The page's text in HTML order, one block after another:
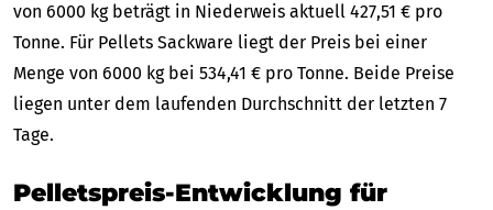
von 6000 kg beträgt in Niederweis aktuell 427,51 € pro
Tonne. Für Pellets Sackware liegt der Preis bei einer
Menge von 6000 kg bei 534,41 € pro Tonne. Beide Preise
liegen unter dem laufenden Durchschnitt der letzten 7
Tage.
Pelletspreis-Entwicklung für